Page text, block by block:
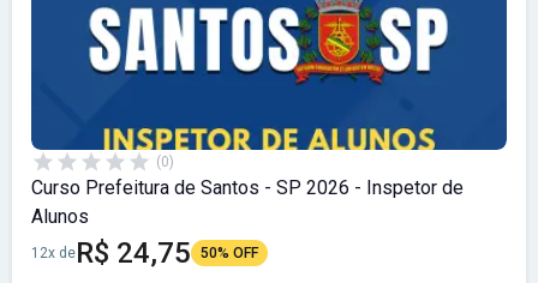
(0)
Curso Prefeitura de Santos - SP 2026 - Inspetor de
Alunos
12x deR$ 24,75 50% OFF